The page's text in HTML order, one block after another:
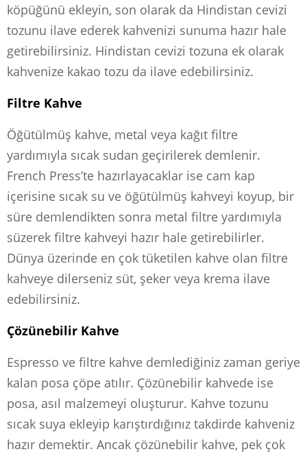
köpüğünü ekleyin, son olarak da Hindistan cevizi
tozunu ilave ederek kahvenizi sunuma hazır hale
getirebilirsiniz. Hindistan cevizi tozuna ek olarak
kahvenize kakao tozu da ilave edebilirsiniz.
Filtre Kahve
Öğütülmüş kahve, metal veya kağıt filtre
yardımıyla sıcak sudan geçirilerek demlenir.
French Press’te hazırlayacaklar ise cam kap
içerisine sıcak su ve öğütülmüş kahveyi koyup, bir
süre demlendikten sonra metal filtre yardımıyla
süzerek filtre kahveyi hazır hale getirebilirler.
Dünya üzerinde en çok tüketilen kahve olan filtre
kahveye dilerseniz süt, şeker veya krema ilave
edebilirsiniz.
Çözünebilir Kahve
Espresso ve filtre kahve demlediğiniz zaman geriye
kalan posa çöpe atılır. Çözünebilir kahvede ise
posa, asıl malzemeyi oluşturur. Kahve tozunu
sıcak suya ekleyip karıştırdığınız takdirde kahveniz
hazır demektir. Ancak çözünebilir kahve, pek çok